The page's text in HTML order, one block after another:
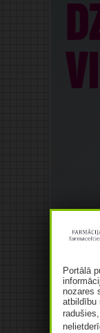
Portālā
nozares
atbildību
radušies,